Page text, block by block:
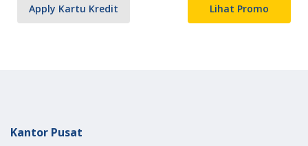
Apply Kartu Kredit Lihat Promo
Kantor Pusat